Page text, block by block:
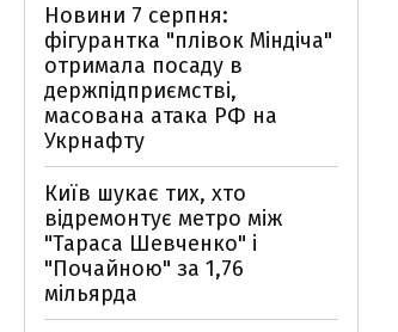
Новини 7 серпня:
фігурантка "плівок Міндіча"
отримала посаду в
держпідприємстві,
масована атака РФ на
Укрнафту
Київ шукає тих, хто
відремонтує метро між
"Тараса Шевченко" і
"Почайною" за 1,76
мільярда